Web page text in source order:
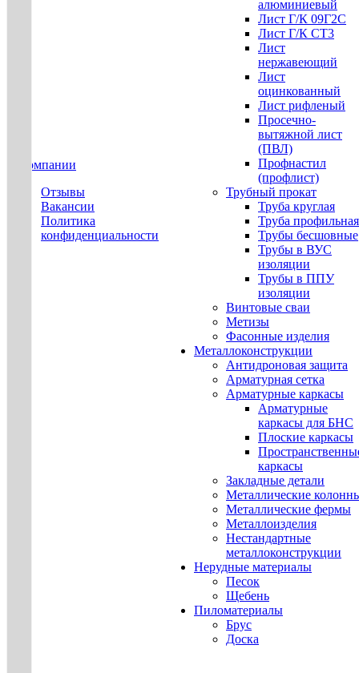
О компании
Отзывы
Вакансии
Политика
конфиденциальности
алюминиевый
Лист Г/К 09Г2С
Лист Г/К СТ3
Лист
нержавеющий
Лист
оцинкованный
Лист рифленый
Просечно-
вытяжной лист
(ПВЛ)
Профнастил
(профлист)
Трубный прокат
Труба круглая
Труба профильная
Трубы бесшовные
Трубы в ВУС
изоляции
Трубы в ППУ
изоляции
Винтовые сваи
Метизы
Фасонные изделия
Металлоконструкции
Антидроновая защита
Арматурная сетка
Арматурные каркасы
Арматурные
каркасы для БНС
Плоские каркасы
каркасы
Закладные детали
Металлические
Металлические фермы
Металлоизделия
Нестандартные
металлоконструкции
Нерудные материалы
Песок
Щебень
Пиломатериалы
Брус
Доска